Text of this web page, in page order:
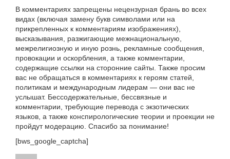
В комментариях запрещены нецензурная брань во всех
видах (включая замену букв символами или на
прикрепленных к комментариям изображениях),
высказывания, разжигающие межнациональную,
межрелигиозную и иную рознь, рекламные сообщения,
провокации и оскорбления, а также комментарии,
содержащие ссылки на сторонние сайты. Также просим
вас не обращаться в комментариях к героям статей,
политикам и международным лидерам — они вас не
услышат. Бессодержательные, бессвязные и
комментарии, требующие перевода с экзотических
языков, а также конспирологические теории и проекции не
пройдут модерацию. Спасибо за понимание!
[bws_google_captcha]